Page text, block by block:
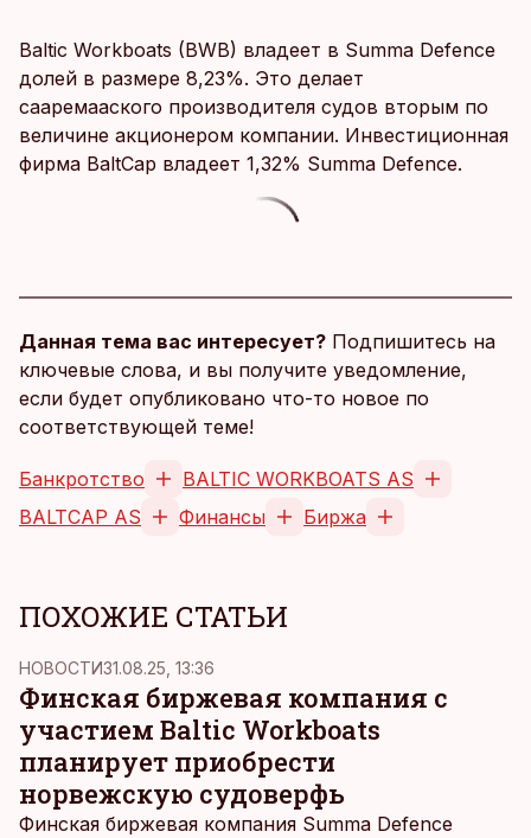
Baltic Workboats (BWB) владеет в Summa Defence
долей в размере 8,23%. Это делает
сааремааского производителя судов вторым по
величине акционером компании. Инвестиционная
фирма BaltCap владеет 1,32% Summa Defence.
Данная тема вас интересует? Подпишитесь на
ключевые слова, и вы получите уведомление,
если будет опубликовано что-то новое по
соответствующей теме!
Банкротство
BALTIC WORKBOATS AS
BALTCAP AS
Финансы Биржа
ПОХОЖИЕ СТАТЬИ
НОВОСТИ31.08.25, 13:36
Финская биржевая компания с
участием Baltic Workboats
планирует приобрести
норвежскую судоверфь
Финская биржевая компания Summa Defence